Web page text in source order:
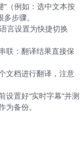
”（例如：选中文本按
步骤。
言设置为快捷切换
联：翻译结果直接保
文档进行翻译，注意
设置好“实时字幕”并测
备份。